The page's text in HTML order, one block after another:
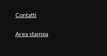
Contatti
Area stampa